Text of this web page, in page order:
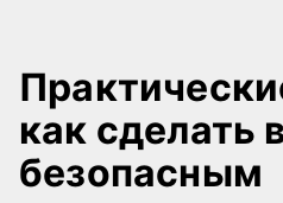
как сделать
безопасным